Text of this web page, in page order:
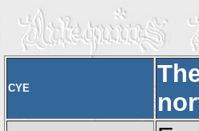
CYE